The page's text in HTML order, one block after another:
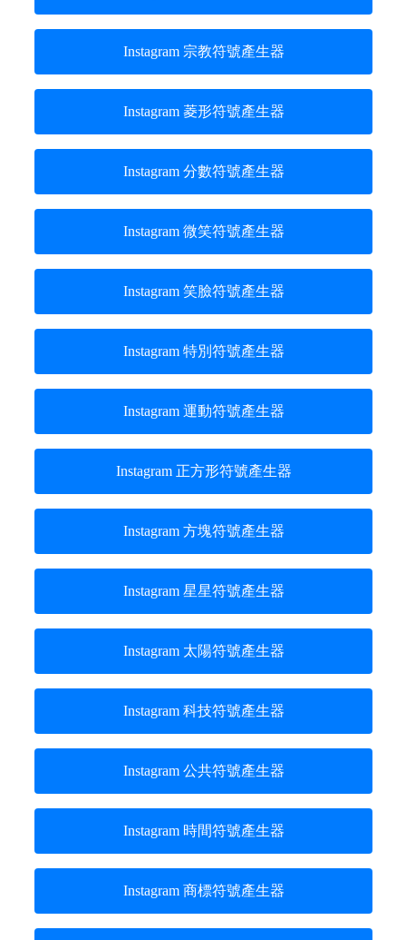
Instagram 宗教符號產生器
Instagram 菱形符號產生器
Instagram 分數符號產生器
Instagram 微笑符號產生器
Instagram 笑臉符號產生器
Instagram 特別符號產生器
Instagram 運動符號產生器
Instagram 正方形符號產生器
Instagram 方塊符號產生器
Instagram 星星符號產生器
Instagram 太陽符號產生器
Instagram 科技符號產生器
Instagram 公共符號產生器
Instagram 時間符號產生器
Instagram 商標符號產生器